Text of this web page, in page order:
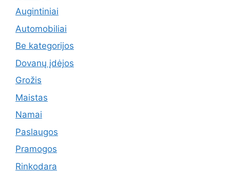
Augintiniai
Automobiliai
Be kategorijos
Dovanų įdėjos
Grožis
Maistas
Namai
Paslaugos
Pramogos
Rinkodara